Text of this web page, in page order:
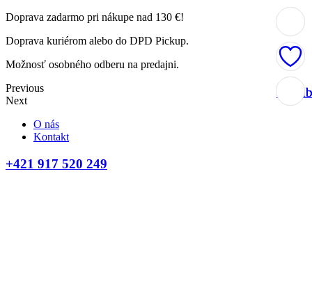
Doprava zadarmo pri nákupe nad 130 €!
Doprava kuriérom alebo do DPD Pickup.
Možnosť osobného odberu na predajni.
Previous
Next
O nás
Kontakt
+421 917 520 249